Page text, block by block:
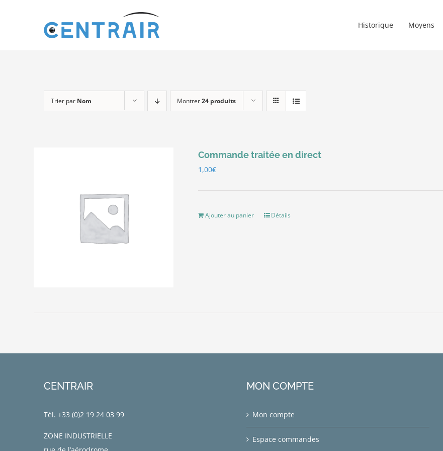
Historique Moyens
Trier par Nom Montrer24 produits
Commande traitée en direct
1,00€
Ajouter au panier Détails
CENTRAIR
Tél. +33 (0)2 19 24 03 99
ZONE INDUSTRIELLE
MON COMPTE
Mon compte
Espace commandes